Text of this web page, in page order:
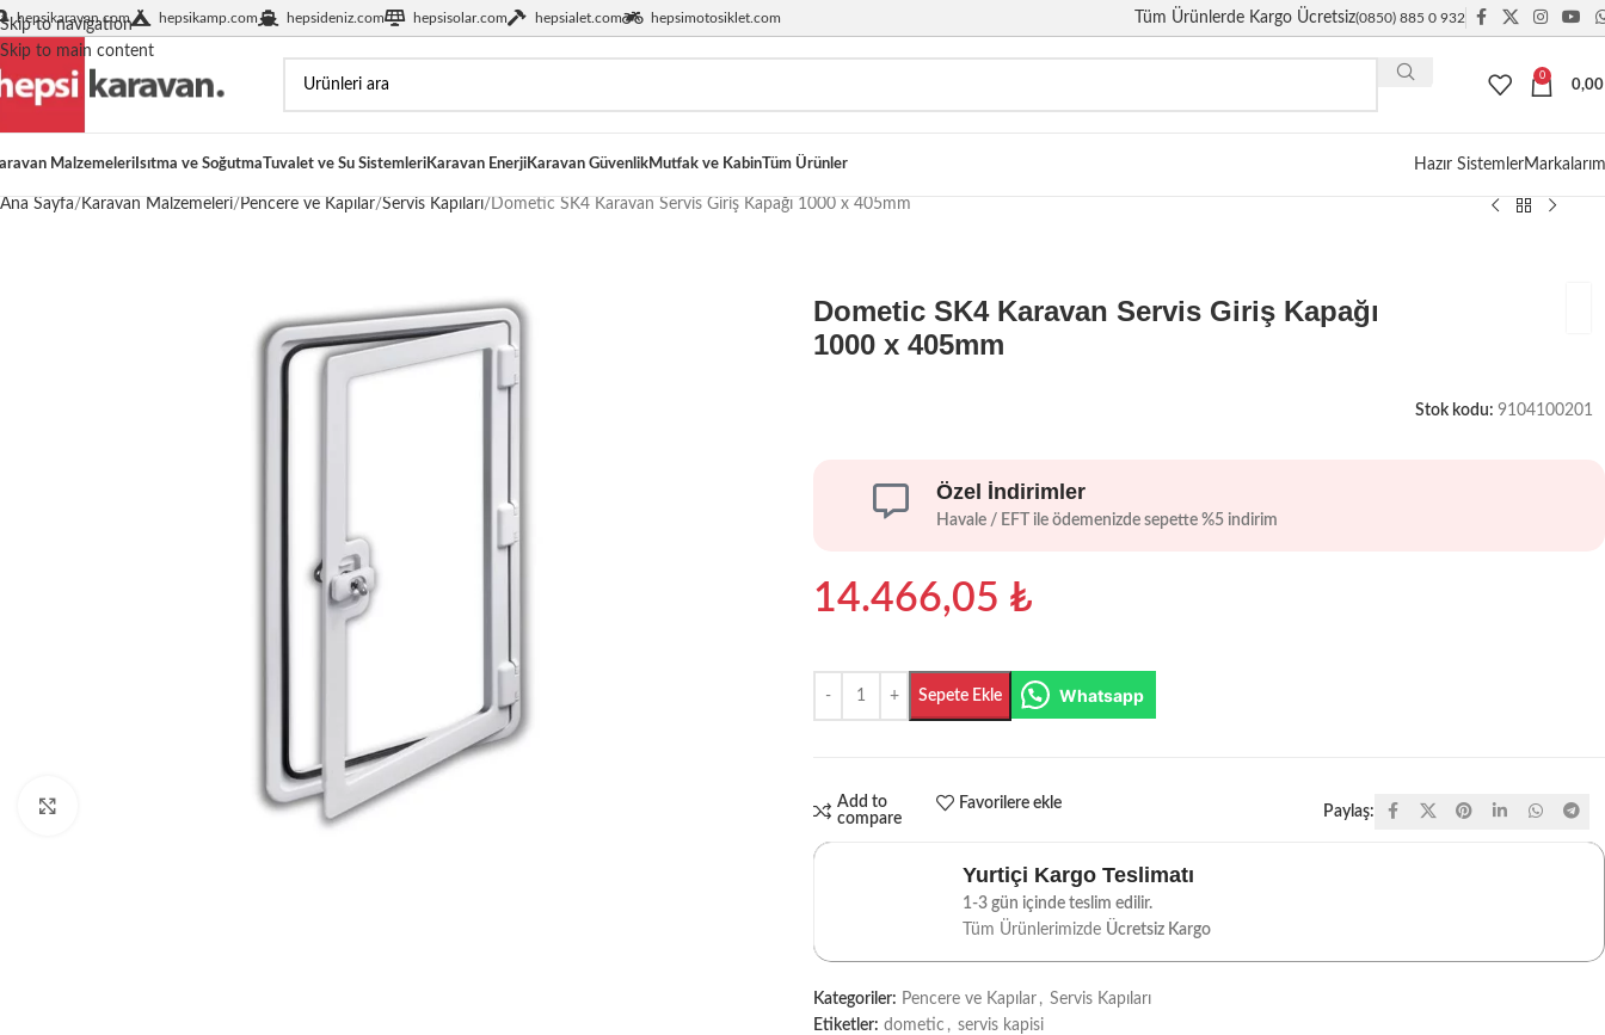
Skip to navigation
Skip to main content
hepsikaravan.com hepsikamp.com hepsideniz.com hepsisolar.com hepsialet.com hepsimotosiklet.com Tüm Ürünlerde Kargo Ücretsiz(0850) 885 0 932
0
Malzemeleri Isıtma ve SoğutmaTuvalet ve Su SistemleriKaravan EnerjiKaravan GüvenlikMutfak ve KabinTüm Ürünler Hazır Sistemler
Ana Sayfa Karavan Malzemeleri Pencere ve Kapılar Servis Kapıları Dometic SK4 Karavan Servis Giriş Kapağı 1000 x 405mm
Dometic SK4 Karavan Servis Giriş Kapağı
1000 x 405mm
Stok kodu: 9104100201
Özel İndirimler
Havale / EFT ile ödemenizde sepette %5 indirim
14.466,05 ₺
Sepete Ekle Whatsapp
Add to
compare
Favorilere ekle
Paylaş:
Yurtiçi Kargo Teslimatı
1-3 gün içinde teslim edilir.
Tüm Ürünlerimizde Ücretsiz Kargo
Kategoriler: Pencere ve Kapılar , Servis Kapıları
Etiketler: dometic , servis kapisi